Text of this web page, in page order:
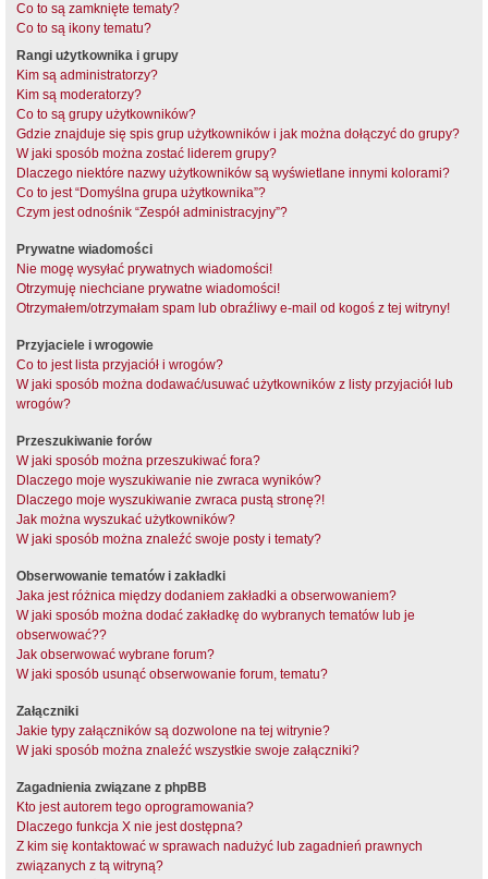
Co to są zamknięte tematy?
Co to są ikony tematu?
Rangi użytkownika i grupy
Kim są administratorzy?
Kim są moderatorzy?
Co to są grupy użytkowników?
Gdzie znajduje się spis grup użytkowników i jak można dołączyć do grupy?
W jaki sposób można zostać liderem grupy?
Dlaczego niektóre nazwy użytkowników są wyświetlane innymi kolorami?
Co to jest “Domyślna grupa użytkownika”?
Czym jest odnośnik “Zespół administracyjny”?
Prywatne wiadomości
Nie mogę wysyłać prywatnych wiadomości!
Otrzymuję niechciane prywatne wiadomości!
Otrzymałem/otrzymałam spam lub obraźliwy e-mail od kogoś z tej witryny!
Przyjaciele i wrogowie
Co to jest lista przyjaciół i wrogów?
W jaki sposób można dodawać/usuwać użytkowników z listy przyjaciół lub
wrogów?
Przeszukiwanie forów
W jaki sposób można przeszukiwać fora?
Dlaczego moje wyszukiwanie nie zwraca wyników?
Dlaczego moje wyszukiwanie zwraca pustą stronę?!
Jak można wyszukać użytkowników?
W jaki sposób można znaleźć swoje posty i tematy?
Obserwowanie tematów i zakładki
Jaka jest różnica między dodaniem zakładki a obserwowaniem?
W jaki sposób można dodać zakładkę do wybranych tematów lub je
obserwować??
Jak obserwować wybrane forum?
W jaki sposób usunąć obserwowanie forum, tematu?
Załączniki
Jakie typy załączników są dozwolone na tej witrynie?
W jaki sposób można znaleźć wszystkie swoje załączniki?
Zagadnienia związane z phpBB
Kto jest autorem tego oprogramowania?
Dlaczego funkcja X nie jest dostępna?
Z kim się kontaktować w sprawach nadużyć lub zagadnień prawnych
związanych z tą witryną?